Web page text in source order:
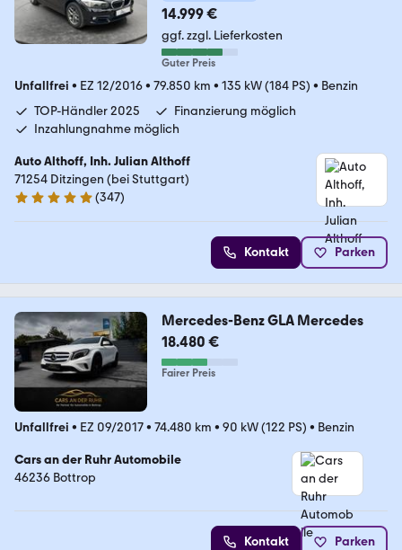
14.999 €
ggf. zzgl. Lieferkosten
Guter Preis
Unfallfrei • EZ 12/2016• 79.850 km • 135 kW (184 PS) • Benzin
TOP-Händler 2025
Finanzierung möglich
Inzahlungnahme möglich
Auto Althoff, Inh. Julian Althoff
71254 Ditzingen (bei Stuttgart)
4.8 Sterne
(347)
Kontakt Parken
Mercedes-Benz GLA Mercedes
18.480 €
Fairer Preis
Unfallfrei • EZ 09/2017• 74.480 km • 90 kW (122 PS) • Benzin
Cars an der Ruhr Automobile
46236 Bottrop
Kontakt Parken